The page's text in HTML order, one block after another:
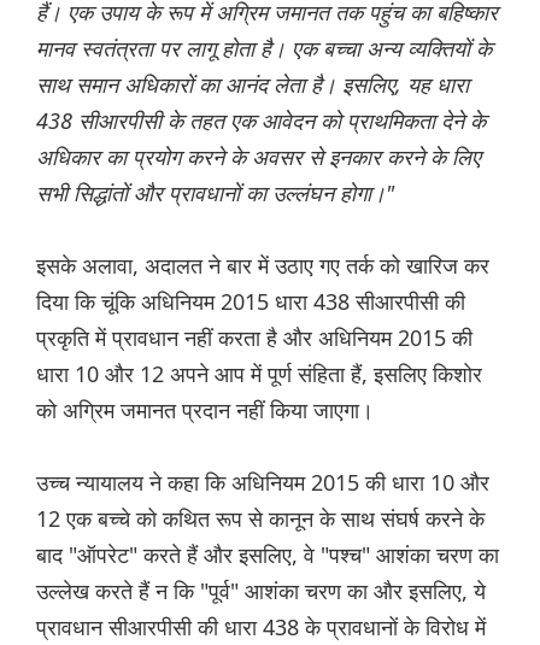
हैं। एक उपाय के रूप में अग्रिम जमानत तक पहुंच का बहिष्कार
मानव स्वतंत्रता पर लागू होता है। एक बच्चा अन्य व्यक्तियों के
साथ समान अधिकारों का आनंद लेता है। इसलिए, यह धारा
438 सीआरपीसी के तहत एक आवेदन को प्राथमिकता देने के
अधिकार का प्रयोग करने के अवसर से इनकार करने के लिए
सभी सिद्धांतों और प्रावधानों का उल्लंघन होगा।"
इसके अलावा, अदालत ने बार में उठाए गए तर्क को खारिज कर
दिया कि चूंकि अधिनियम 2015 धारा 438 सीआरपीसी की
प्रकृति में प्रावधान नहीं करता है और अधिनियम 2015 की
धारा 10 और 12 अपने आप में पूर्ण संहिता हैं, इसलिए किशोर
को अग्रिम जमानत प्रदान नहीं किया जाएगा।
उच्च न्यायालय ने कहा कि अधिनियम 2015 की धारा 10 और
12 एक बच्चे को कथित रूप से कानून के साथ संघर्ष करने के
बाद "ऑपरेट" करते हैं और इसलिए, वे "पश्च" आशंका चरण का
उल्लेख करते हैं न कि "पूर्व" आशंका चरण का और इसलिए, ये
प्रावधान सीआरपीसी की धारा 438 के प्रावधानों के विरोध में